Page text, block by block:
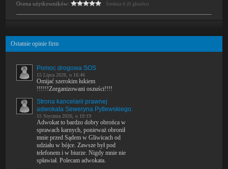
Ocena użytkowników:
Średnia 0 (0 głosów)
Ostatnie opinie firm
Pomoc drogowa SOS
15 Lipca 2026, o 16:46
Omijać szerokim łukiem
!!!!!!Zorganizowani oszuści!!!!
Strona kancelarii prawnej
adwokata Seweryna Pytlewskiego.
15 Stycznia 2026, o 19:19
Adwokat to bardzo dobry obrońca w
sprawach karnych, ponieważ obronił
mnie przed Sądem w Gliwicach od
udziału w bójce. Zawsze był pod
telefonem i w biurze. Nigdy mnie nie
spławiał. Polecam adwokata.